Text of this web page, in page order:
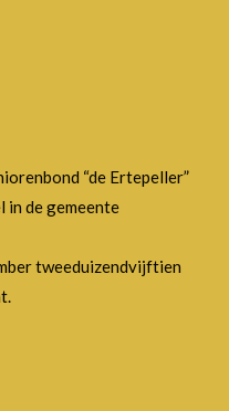
“de Ertepeller”
in de gemeente
tweeduizendvijftien